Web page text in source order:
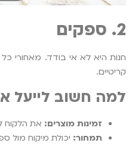
2. ספקים
חנות היא לא אי בודד. מאחורי כל
קריטיים.
למה חשוב לייעל
זמינות מוצרים: את הלקוח
תמחור: יכולת מיקוח מול